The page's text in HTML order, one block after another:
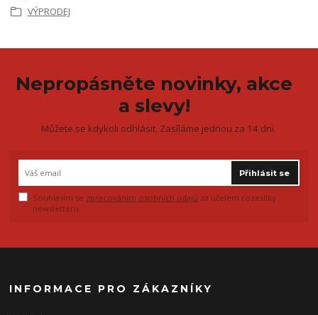
VÝPRODEJ
Nepropásněte novinky, akce
a slevy!
Můžete se kdykoli odhlásit. Zasíláme jednou za 14 dní.
Přihlásit se
Souhlasím se zpracováním osobních údajů za účelem rozesílky
newsletteru.
INFORMACE PRO ZÁKAZNÍKY